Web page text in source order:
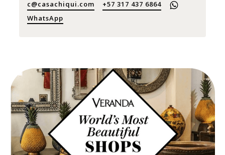
c@casachiqui.com
+57 317 437 6864
WhatsApp